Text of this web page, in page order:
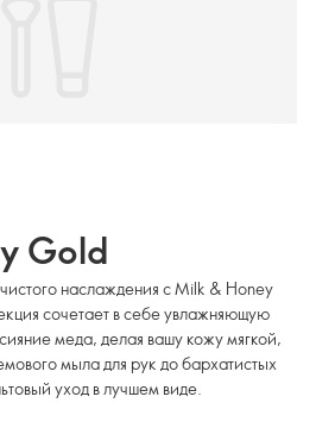
Gold
наслаждения с Milk & Honey
сочетает в себе увлажняющую
меда, делая вашу кожу мягкой,
мыла для рук до бархатистых
уход в лучшем виде.